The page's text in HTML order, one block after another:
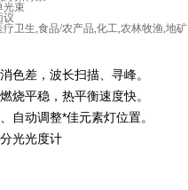
光束
议
疗卫生,食品/农产品,化工,农林牧渔,地矿
色差，波长扫描、寻峰。
烧平稳，热平衡速度快。
自动调整*佳元素灯位置。
光光度计